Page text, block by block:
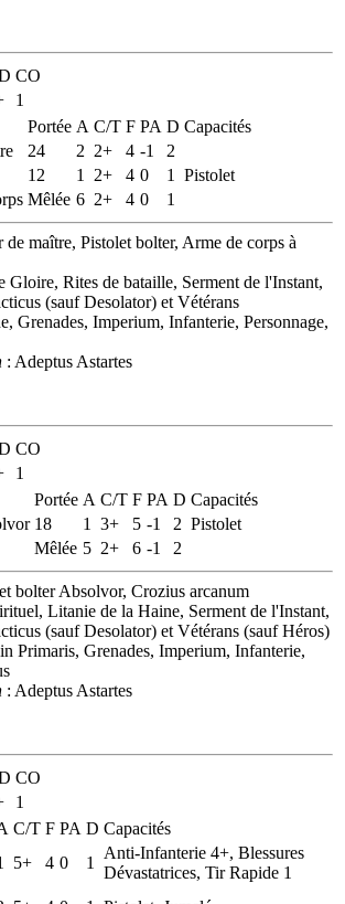
CO
1
Portée A C/T F PA D Capacités
24 2 2+ 4 -1
2
12 1 2+ 4 0 1
Pistolet
Mêlée 6 2+ 4 0 1
maître, Pistolet bolter, Arme de corps à
Gloire, Rites de bataille, Serment de l'Instant,
(sauf Desolator) et Vétérans
Grenades, Imperium, Infanterie, Personnage,
: Adeptus Astartes
CO
1
Portée A C/T F PA D Capacités
18 1 3+ 5 -1 2 Pistolet
Mêlée 5 2+ 6 -1 2
bolter Absolvor, Crozius arcanum
Litanie de la Haine, Serment de l'Instant,
(sauf Desolator) et Vétérans (sauf Héros)
Primaris, Grenades, Imperium, Infanterie,
: Adeptus Astartes
CO
1
C/T F PA D Capacités
5+ 4 0 1
Anti-Infanterie 4+, Blessures
Dévastatrices, Tir Rapide 1